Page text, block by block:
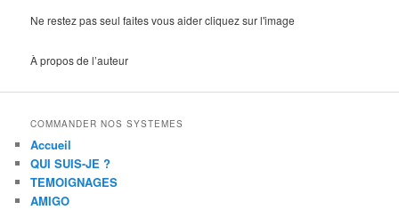
Ne restez pas seul faites vous aider cliquez sur l'image
À propos de l’auteur
COMMANDER NOS SYSTEMES
Accueil
QUI SUIS-JE ?
TEMOIGNAGES
AMIGO